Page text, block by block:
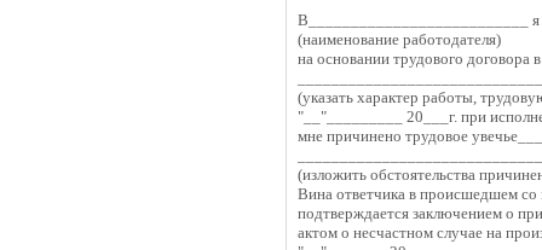
В__________________________
(наименование работодателя)
на основании трудового
(указать характер работы,
"__"_________ 20___г. при
мне причинено трудовое
(изложить обстоятельства
Вина ответчика в происшедшем
подтверждается заключением о
актом о несчастном случае на